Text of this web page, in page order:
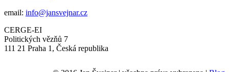
email: info@jansvejnar.cz
CERGE-EI
Politických vězňů 7
111 21 Praha 1, Česká republika